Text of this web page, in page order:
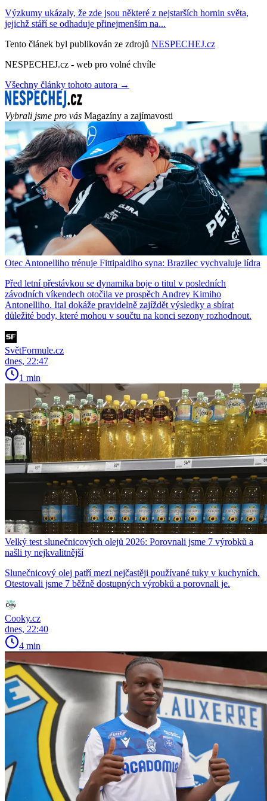
Výzkumy ukázaly, že zde jsou některé z nejstarších hornin světa,
jejichž stáří se odhaduje přinejmenším na...
Tento článek byl publikován ze zdrojů NESPECHEJ.cz
NESPECHEJ.cz - web pro volné chvíle
Všechny články tohoto autora →
Vybrali jsme pro vás Magazíny a zajímavosti
Otec Antonelliho trénuje Fittipaldiho syna: Brazilec vychvaluje lídra
Před letní přestávkou se dynamika boje o titul v posledních
závodních víkendech otočila ve prospěch Andrey Kimiho
Antonelliho. Ital dokáže pravidelně zajíždět výsledky a sbírat
důležité body, které mohou v součtu na konci sezony rozhodnout.
SvětFormule.cz
dnes, 22:47
1 min
Velký test slunečnicových olejů 2026: Porovnali jsme 7 výrobků a
našli ty nejkvalitnější
Slunečnicový olej patří mezi nejčastěji používané tuky v kuchyních.
Otestovali jsme 7 běžně dostupných výrobků a porovnali je.
Cooky.cz
dnes, 22:40
4 min